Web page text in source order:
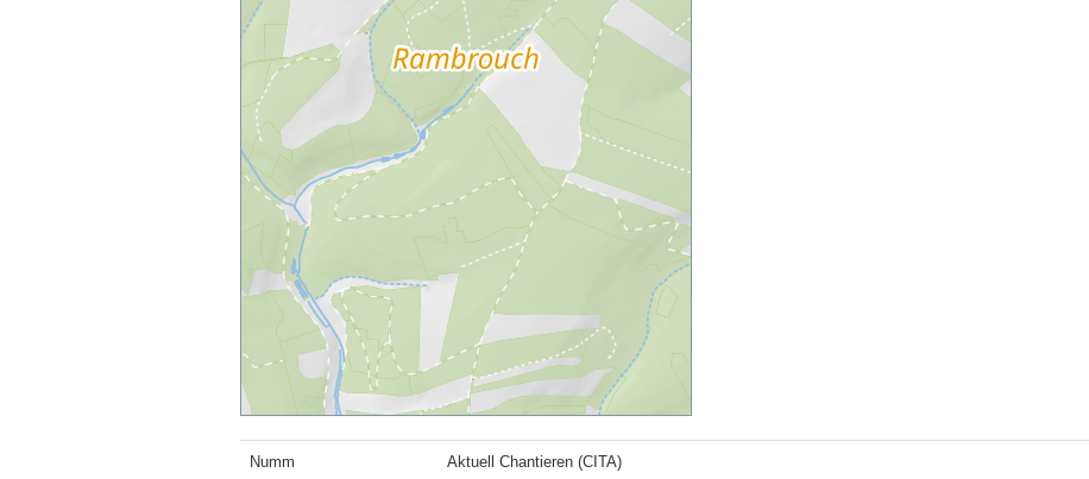
Numm Aktuell Chantieren (CITA)